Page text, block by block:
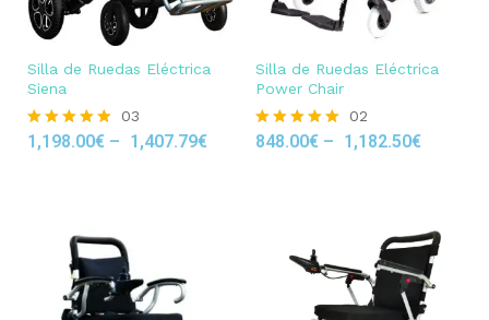
Silla de Ruedas Eléctrica
Siena
Rated
03
1,198.00€ – 1,407.79€
Silla de Ruedas Eléctrica
Power Chair
Rated
02
848.00€ – 1,182.50€